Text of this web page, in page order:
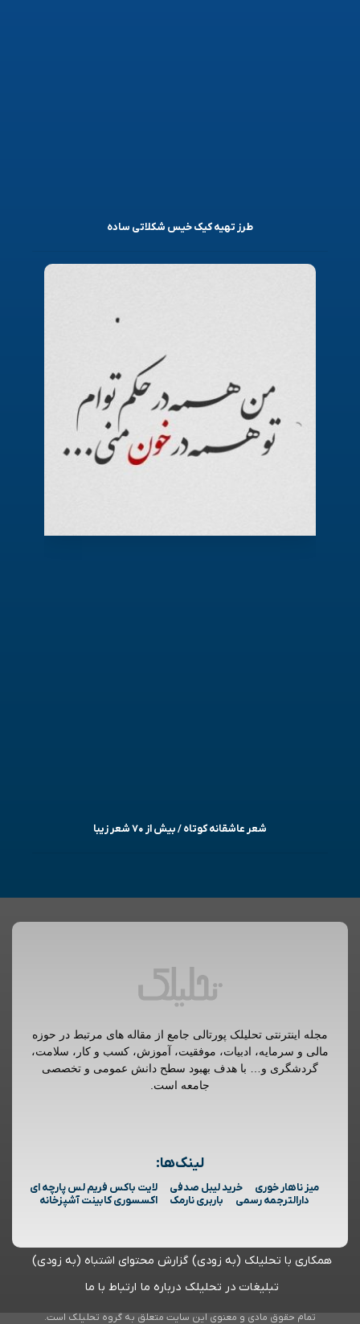
طرز تهیه کیک خیس شکلاتی ساده
شعر عاشقانه کوتاه / بیش از ۷۰ شعر زیبا
مجله اینترنتی تحلیلک پورتالی جامع از مقاله های مرتبط در حوزه
مالی و سرمایه، ادبیات، موفقیت، آموزش، کسب و کار، سلامت،
گردشگری و… با هدف بهبود سطح دانش عمومی و تخصصی
جامعه است.
لینک‌ها:
میز ناهار خوری خرید لیبل صدفی
لایت باکس فریم لس پارچه ای
دارالترجمه رسمی
باربری نارمک اکسسوری کابینت آشپزخانه
همکاری با تحلیلک (به زودی) گزارش محتوای اشتباه (به زودی)
تبلیغات در تحلیلک درباره ما ارتباط با ما
تمام حقوق مادی و معنوی این سایت متعلق به گروه تحلیلک است.